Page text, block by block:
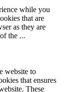
while you
that are
as they are
the ...
website to
that ensures
These